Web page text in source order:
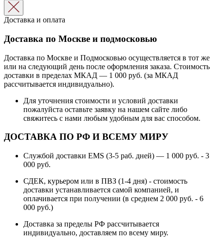
Доставка и оплата
Доставка по Москве и подмосковью
Доставка по Москве и Подмосковью осуществляется в тот же
или на следующий день после оформления заказа. Стоимость
доставки в пределах МКАД — 1 000 руб. (за МКАД
рассчитывается индивидуально).
Для уточнения стоимости и условий доставки
пожалуйста оставьте заявку на нашем сайте либо
свяжитесь с нами любым удобным для вас способом.
ДОСТАВКА ПО РФ И ВСЕМУ МИРУ
Службой доставки EMS (3-5 раб. дней) — 1 000 руб. - 3
000 руб.
СДЕК, курьером или в ПВЗ (1-4 дня) - стоимость
доставки устанавливается самой компанией, и
оплачивается при получении (в среднем 2 000 руб. - 6
000 руб.)
Доставка за пределы РФ рассчитывается
индивидуально, доставляем по всему миру.